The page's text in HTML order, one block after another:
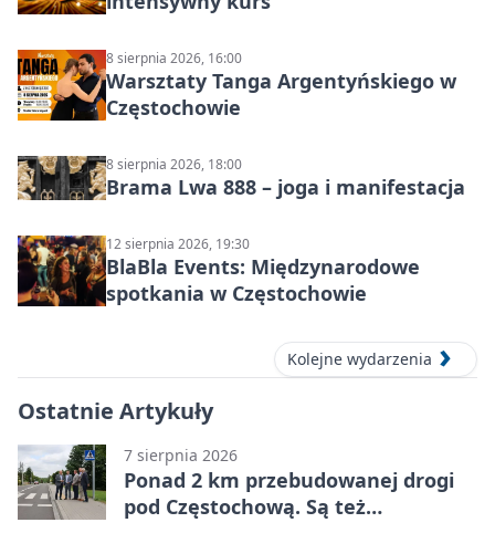
8 sierpnia 2026, 16:00
Warsztaty Tanga Argentyńskiego w
Częstochowie
8 sierpnia 2026, 18:00
Brama Lwa 888 – joga i manifestacja
12 sierpnia 2026, 19:30
BlaBla Events: Międzynarodowe
spotkania w Częstochowie
Kolejne wydarzenia
Ostatnie Artykuły
7 sierpnia 2026
Ponad 2 km przebudowanej drogi
pod Częstochową. Są też